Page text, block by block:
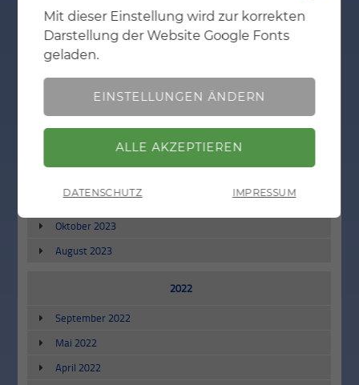
Oktober 2024
September 2024
Juni 2024
2023
November 2023
Oktober 2023
August 2023
2022
September 2022
Mai 2022
April 2022
Notwendig Mit dieser Einstellung wird zur korrekten
Darstellung der Website Google Fonts geladen.
ZURÜCK
Mit dieser Einstellung wird zur korrekten
Darstellung der Website Google Fonts
geladen.
EINSTELLUNGEN ÄNDERN
DATENSCHUTZ IMPRESSUM